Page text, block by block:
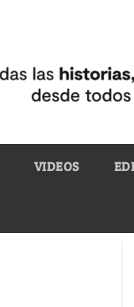
VIDEOS